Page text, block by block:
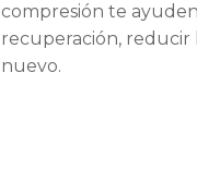
compresión te
recuperación, reducir
nuevo.